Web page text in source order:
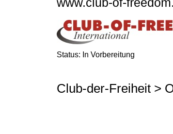
www.club-of-
Status: In Vorbereitung
Club-der-Freiheit >